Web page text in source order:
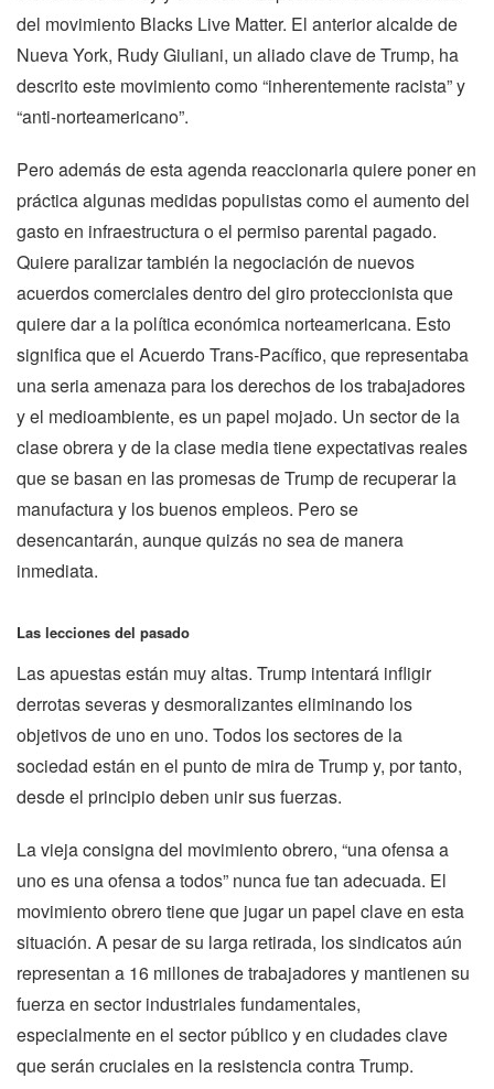
del movimiento Blacks Live Matter. El anterior alcalde de
Nueva York, Rudy Giuliani, un aliado clave de Trump, ha
descrito este movimiento como “inherentemente racista” y
“anti-norteamericano”.
Pero además de esta agenda reaccionaria quiere poner en
práctica algunas medidas populistas como el aumento del
gasto en infraestructura o el permiso parental pagado.
Quiere paralizar también la negociación de nuevos
acuerdos comerciales dentro del giro proteccionista que
quiere dar a la política económica norteamericana. Esto
significa que el Acuerdo Trans-Pacífico, que representaba
una seria amenaza para los derechos de los trabajadores
y el medioambiente, es un papel mojado. Un sector de la
clase obrera y de la clase media tiene expectativas reales
que se basan en las promesas de Trump de recuperar la
manufactura y los buenos empleos. Pero se
desencantarán, aunque quizás no sea de manera
inmediata.
Las lecciones del pasado
Las apuestas están muy altas. Trump intentará infligir
derrotas severas y desmoralizantes eliminando los
objetivos de uno en uno. Todos los sectores de la
sociedad están en el punto de mira de Trump y, por tanto,
desde el principio deben unir sus fuerzas.
La vieja consigna del movimiento obrero, “una ofensa a
uno es una ofensa a todos” nunca fue tan adecuada. El
movimiento obrero tiene que jugar un papel clave en esta
situación. A pesar de su larga retirada, los sindicatos aún
representan a 16 millones de trabajadores y mantienen su
fuerza en sector industriales fundamentales,
especialmente en el sector público y en ciudades clave
que serán cruciales en la resistencia contra Trump.